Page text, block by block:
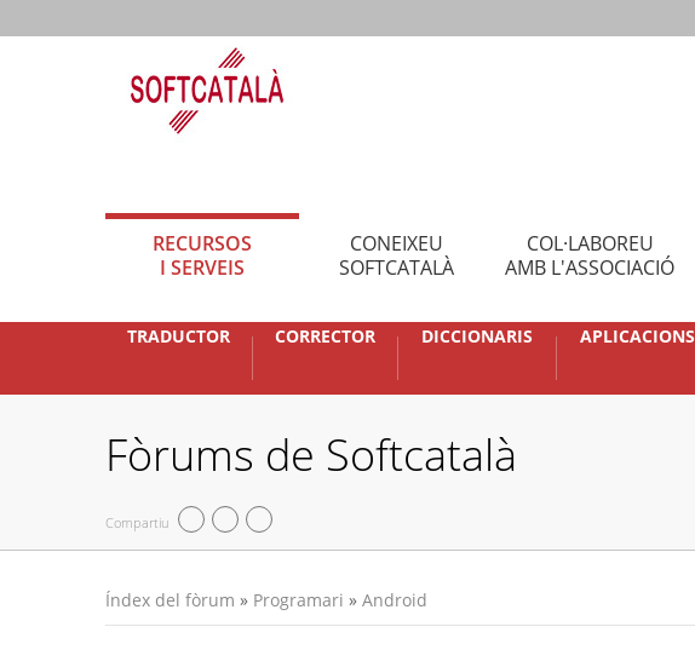
RECURSOS
I SERVEIS
CONEIXEU
SOFTCATALÀ
COL·LABOREU
AMB L'ASSOCIACIÓ
TRADUCTOR CORRECTOR DICCIONARIS APLICACIONS
Fòrums de Softcatalà
Compartiu
Índex del fòrum » Programari » Android